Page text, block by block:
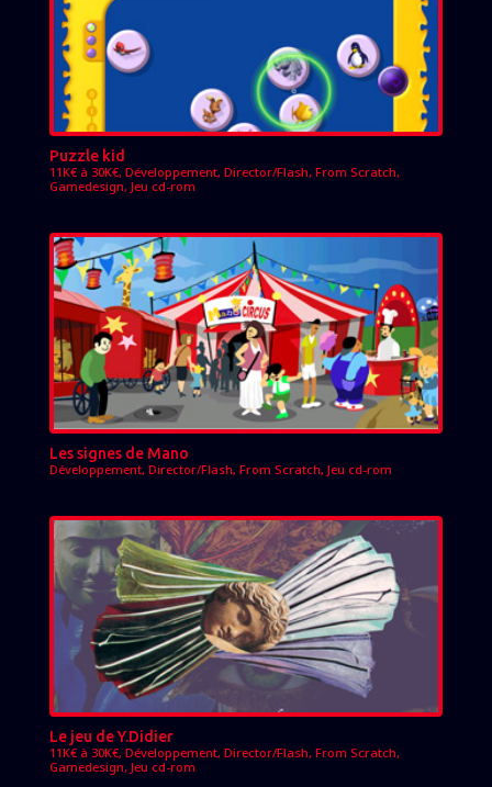
Puzzle kid
11K€ à 30K€, Développement, Director/Flash, From Scratch,
Gamedesign, Jeu cd-rom
Les signes de Mano
Développement, Director/Flash, From Scratch, Jeu cd-rom
Le jeu de Y.Didier
11K€ à 30K€, Développement, Director/Flash, From Scratch,
Gamedesign, Jeu cd-rom